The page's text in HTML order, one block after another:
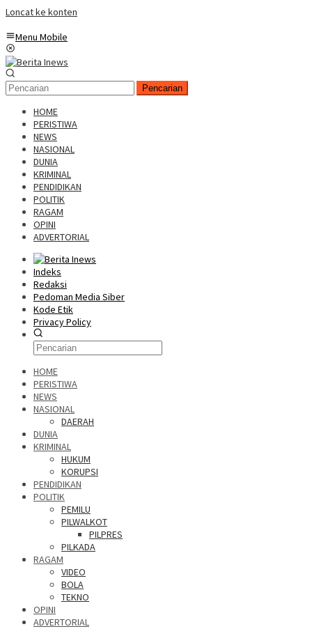
Loncat ke konten
Menu Mobile
Pencarian
HOME
PERISTIWA
NEWS
NASIONAL
DUNIA
KRIMINAL
PENDIDIKAN
POLITIK
RAGAM
OPINI
ADVERTORIAL
Indeks
Redaksi
Pedoman Media Siber
Kode Etik
Privacy Policy
HOME
PERISTIWA
NEWS
NASIONAL
DAERAH
DUNIA
KRIMINAL
HUKUM
KORUPSI
PENDIDIKAN
POLITIK
PEMILU
PILWALKOT
PILPRES
PILKADA
RAGAM
VIDEO
BOLA
TEKNO
OPINI
ADVERTORIAL